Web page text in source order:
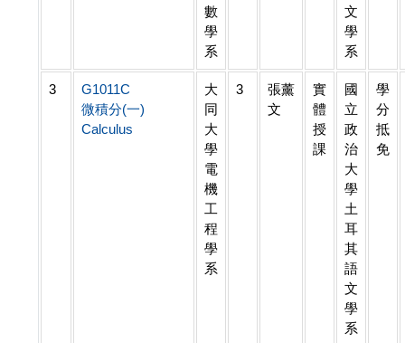
數
學
系
文
學
系
3
G1011C
微積分(一)
Calculus
大
同
大
學
電
機
工
程
學
系
3
張薰
文
實
體
授
課
國
立
政
治
大
學
土
耳
其
語
文
學
系
學
分
抵
免